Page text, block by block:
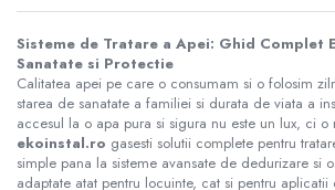
Sisteme de Tratare a Apei: Ghid Complet
Sanatate si Protectie
Calitatea apei pe care o consumam si o folosim
starea de sanatate a familiei si durata de viata a
accesul la o apa pura si sigura nu este un lux, ci o
ekoinstal.ro gasesti solutii complete pentru
simple pana la sisteme avansate de dedurizare si
adaptate atat pentru locuinte, cat si pentru aplicatii